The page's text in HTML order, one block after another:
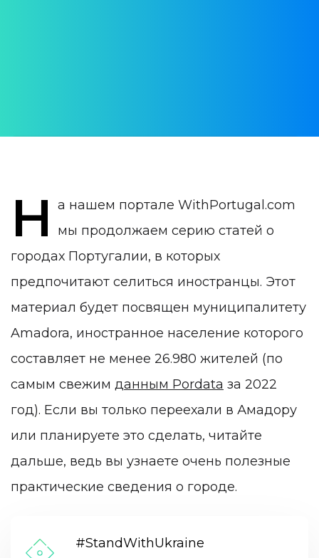
Н
а нашем портале WithPortugal.com
мы продолжаем серию статей о
городах Португалии, в которых
предпочитают селиться иностранцы. Этот
материал будет посвящен муниципалитету
Amadora, иностранное население которого
составляет не менее 26.980 жителей (по
самым свежим данным Pordata за 2022
год). Если вы только переехали в Амадору
или планируете это сделать, читайте
дальше, ведь вы узнаете очень полезные
практические сведения о городе.
#StandWithUkraine